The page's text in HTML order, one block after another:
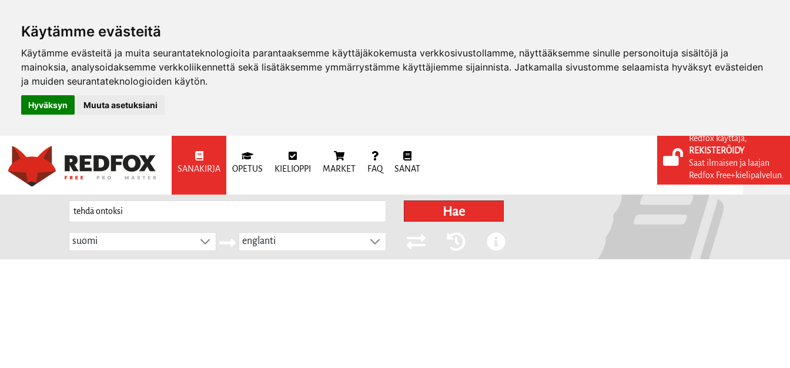
Käytämme evästeitä
Käytämme evästeitä ja muita seurantateknologioita parantaaksemme käyttäjäkokemusta verkkosivustollamme, näyttääksemme sinulle personoituja sisältöjä ja
mainoksia, analysoidaksemme verkkoliikennettä sekä lisätäksemme ymmärrystämme käyttäjiemme sijainnista. Jatkamalla sivustomme selaamista hyväksyt evästeiden
ja muiden seurantateknologioiden käytön.
Hyväksyn Muuta asetuksiani
SANAKIRJA OPETUS KIELIOPPI MARKET FAQ SANAT
KIRJAUDU SISÄÄN
REKISTERÖIDY
Hae
suomi englanti
Redfox käyttäjä,
REKISTERÖIDY
Saat ilmaisen ja laajan
Redfox Free+kielipalvelun.